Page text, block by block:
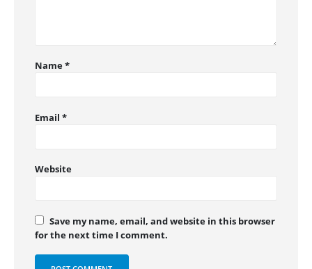
Name*
Email *
Website
Save my name, email, and website in this browser
for the next time I comment.